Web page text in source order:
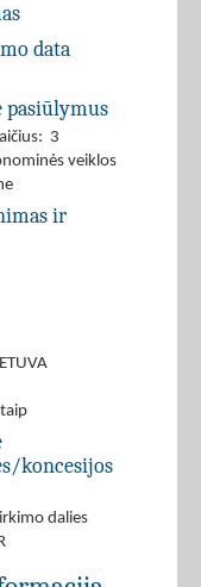
data
pasiūlymus
3
veiklos
ir
koncesijos
dalies